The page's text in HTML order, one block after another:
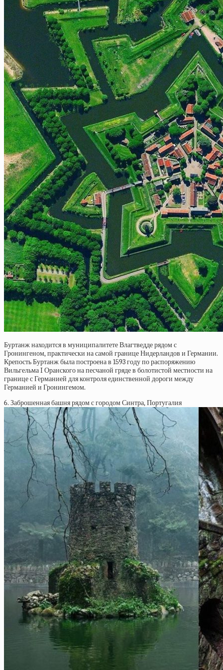
Буртанж находится в муниципалитете Влагтведде рядом с
Гронингеном, практически на самой границе Нидерландов и Германии.
Крепость Буртанж была построена в 1593 году по распоряжению
Вильгельма I Оранского на песчаной гряде в болотистой местности на
границе с Германией для контроля единственной дороги между
Германией и Гронингемом.
6. Заброшенная башня рядом с городом Синтра, Португалия